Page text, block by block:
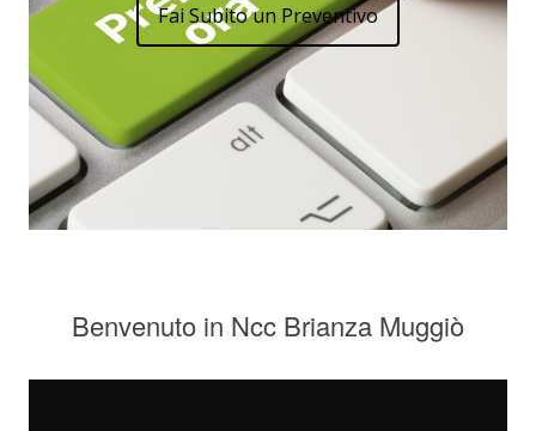
Fai Subito un Preventivo
Benvenuto in Ncc Brianza Muggiò